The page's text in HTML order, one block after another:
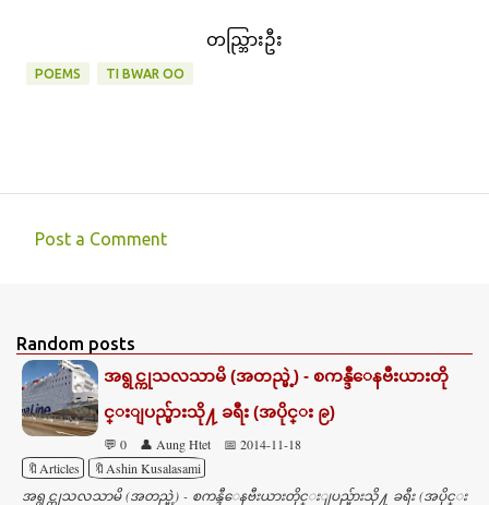
တည္ဘြားဦး
POEMS TI BWAR OO
m
e
n
s
Post a Comment
Random posts
အရွင္ကုသလသာမိ (အတည္မဲ့) - စကန္ဒီေနဗီးယားတို
င္းျပည္မ်ားသို႔ ခရီး (အပိုင္း ၉)
💬 0 👤 Aung Htet
📅 2014-11-18
🔖Articles
🔖Ashin Kusalasami
အရွင္ကုသလသာမိ (အတည္မဲ့) - စကန္ဒီေနဗီးယားတိုင္းျပည္မ်ားသို႔ ခရီး (အပိုင္း